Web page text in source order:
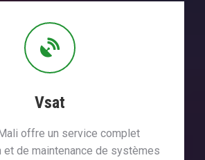
Vsat
offre un service complet
et de maintenance de systèmes